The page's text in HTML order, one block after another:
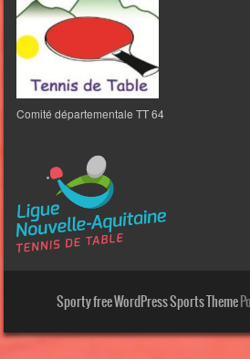
Comité départementale TT 64
Sporty free WordPress Sports Theme